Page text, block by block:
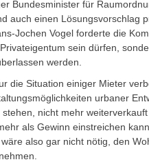
Bundesminister für
auch einen Lösungsvorschlag
Jochen Vogel forderte die
sein dürfen,
werden.
die Situation einiger Mieter
urbaner
nicht mehr
als Gewinn einstreichen
also gar nicht nötig, den